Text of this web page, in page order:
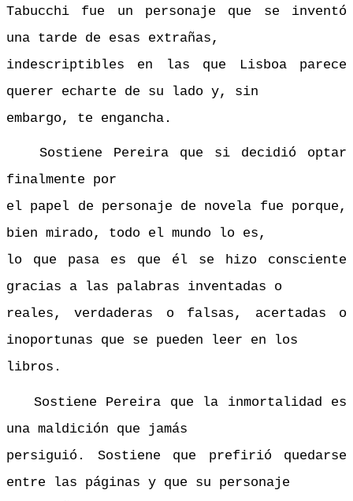
Tabucchi fue un personaje que se inventó
una tarde de esas extrañas,
indescriptibles en las que Lisboa parece
querer echarte de su lado y, sin
embargo, te engancha.
Sostiene Pereira que si decidió optar
finalmente por
el papel de personaje de novela fue porque,
bien mirado, todo el mundo lo es,
lo que pasa es que él se hizo consciente
gracias a las palabras inventadas o
reales, verdaderas o falsas, acertadas o
inoportunas que se pueden leer en los
libros.
Sostiene Pereira que la inmortalidad es
una maldición que jamás
persiguió. Sostiene que prefirió quedarse
entre las páginas y que su personaje